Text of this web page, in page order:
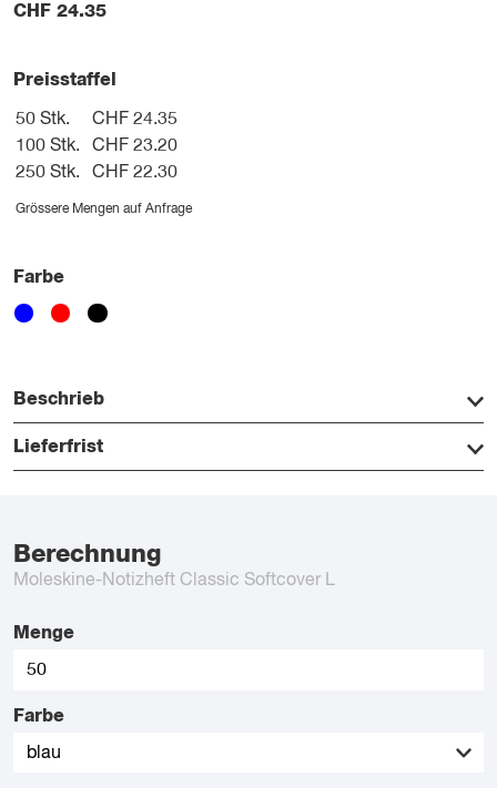
CHF 24.35
Preisstaffel
50 Stk.
CHF 24.35
100 Stk.
CHF 23.20
250 Stk.
CHF 22.30
Grössere Mengen auf Anfrage
Farbe
Beschrieb
Lieferfrist
Berechnung
Moleskine-Notizheft Classic Softcover L
Menge
Farbe